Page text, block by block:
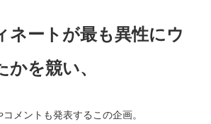
ネートが最も異性にウ
を競い、
メントも発表するこの企画。